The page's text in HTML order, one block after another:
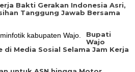
Bakti Gerakan Indonesia Asri,
Tanggung Jawab Bersama
Bupati
Wajo
di Media Sosial Selama Jam Kerja